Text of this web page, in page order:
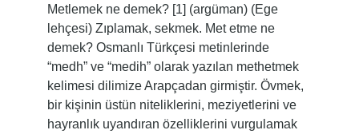
Metlemek ne demek? [1] (argüman) (Ege
lehçesi) Zıplamak, sekmek. Met etme ne
demek? Osmanlı Türkçesi metinlerinde
“medh” ve “medih” olarak yazılan methetmek
kelimesi dilimize Arapçadan girmiştir. Övmek,
bir kişinin üstün niteliklerini, meziyetlerini ve
hayranlık uyandıran özelliklerini vurgulamak